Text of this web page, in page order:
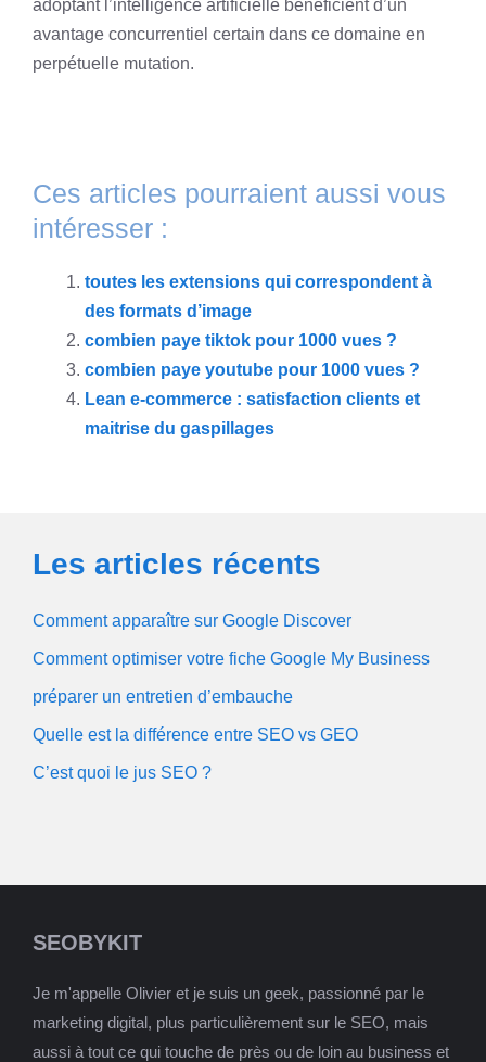
adoptant l’intelligence artificielle bénéficient d’un
avantage concurrentiel certain dans ce domaine en
perpétuelle mutation.
Ces articles pourraient aussi vous
intéresser :
toutes les extensions qui correspondent à
des formats d’image
combien paye tiktok pour 1000 vues ?
combien paye youtube pour 1000 vues ?
Lean e-commerce : satisfaction clients et
maitrise du gaspillages
Les articles récents
Comment apparaître sur Google Discover
Comment optimiser votre fiche Google My Business
préparer un entretien d’embauche
Quelle est la différence entre SEO vs GEO
C’est quoi le jus SEO ?
SEOBYKIT
Je m'appelle Olivier et je suis un geek, passionné par le
marketing digital, plus particulièrement sur le SEO, mais
aussi à tout ce qui touche de près ou de loin au business et